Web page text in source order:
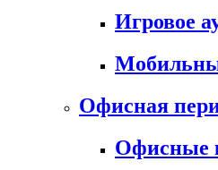
Игровое
Офисная
Офисные